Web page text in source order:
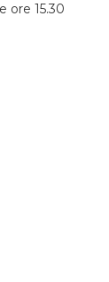
ore 15.30